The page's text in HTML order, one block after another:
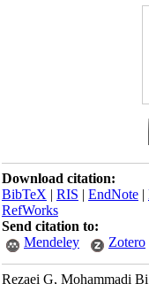
Download citation:
BibTeX|RIS|EndNote
RefWorks
Send citation to:
Mendeley
Zotero
Rezaei G, Mohammadi